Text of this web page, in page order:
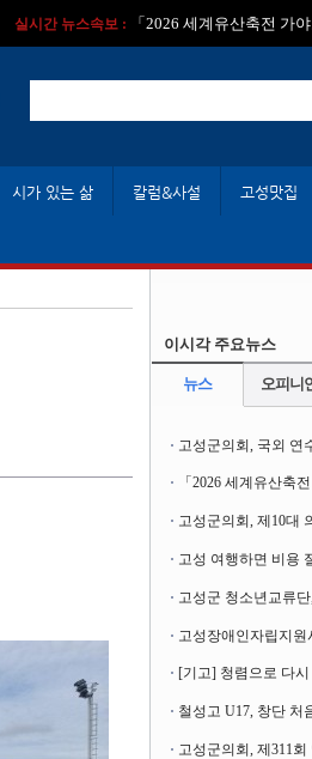
실시간 뉴스속보 : 「2026 세계유산축전 가
시가 있는 삶 칼럼&사설 고성맛집
이시각 주요뉴스
뉴스 오피니
고성군의회, 국외 연
「2026 세계유산축
고성군의회, 제10대
고성 여행하면 비용
[기고] 청렴으로 다
철성고 U17, 창단 처
고성군의회, 제311회